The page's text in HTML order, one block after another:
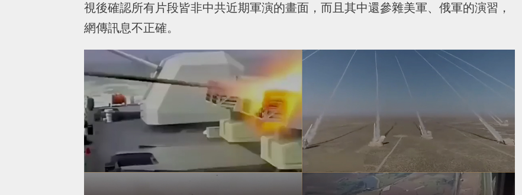
視後確認所有片段皆非中共近期軍演的畫面，而且其中還參雜美軍、俄軍的演習，
網傳訊息不正確。